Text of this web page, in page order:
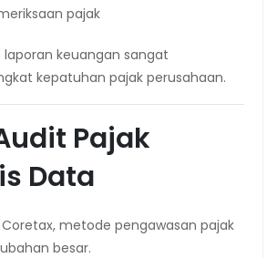
pajak
laporan keuangan sangat
kepatuhan pajak perusahaan.
Pajak
Data
metode pengawasan pajak
besar.